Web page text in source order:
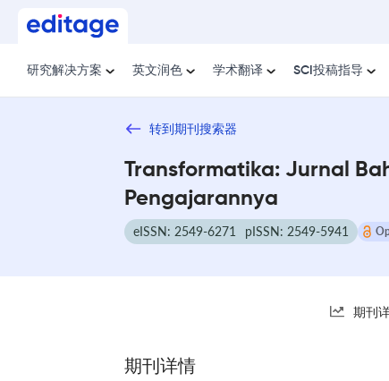
研究解决方案 英文润色 学术翻译 SCI投稿指导
转到期刊搜索器
Transformatika: Jurnal
Pengajarannya
eISSN: 2549-6271 pISSN: 2549-5941
期刊
期刊详情